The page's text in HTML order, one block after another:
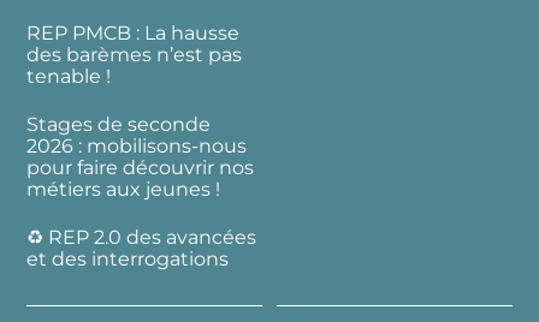
REP PMCB : La hausse
des barèmes n’est pas
tenable !
Stages de seconde
2026 : mobilisons-nous
pour faire découvrir nos
métiers aux jeunes !
♻️ REP 2.0 des avancées
et des interrogations